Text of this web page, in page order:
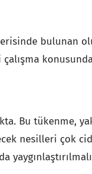
bulunan
Bu tükenme,
nesilleri çok